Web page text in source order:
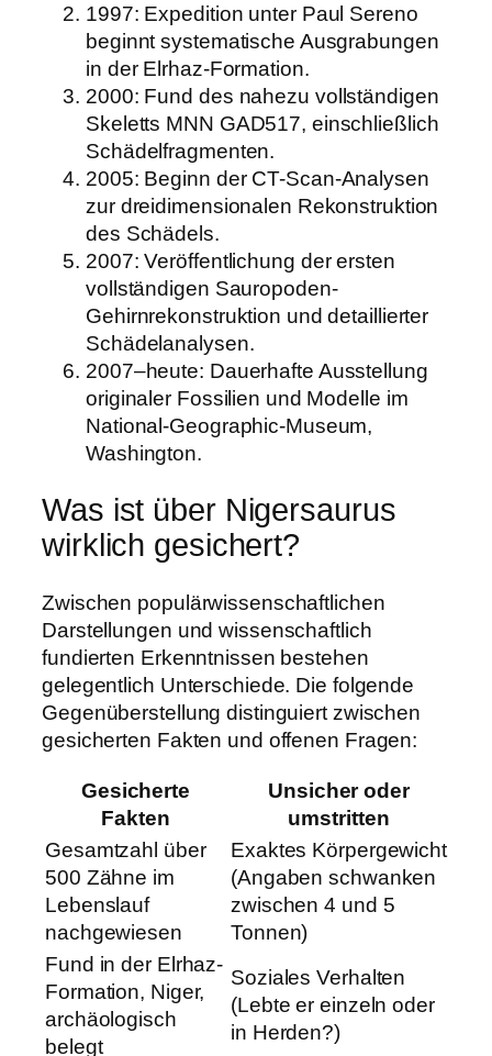
1997: Expedition unter Paul Sereno
beginnt systematische Ausgrabungen
in der Elrhaz-Formation.
2000: Fund des nahezu vollständigen
Skeletts MNN GAD517, einschließlich
Schädelfragmenten.
2005: Beginn der CT-Scan-Analysen
zur dreidimensionalen Rekonstruktion
des Schädels.
2007: Veröffentlichung der ersten
vollständigen Sauropoden-
Gehirnrekonstruktion und detaillierter
Schädelanalysen.
2007–heute: Dauerhafte Ausstellung
originaler Fossilien und Modelle im
National-Geographic-Museum,
Washington.
Was ist über Nigersaurus
wirklich gesichert?
Zwischen populärwissenschaftlichen
Darstellungen und wissenschaftlich
fundierten Erkenntnissen bestehen
gelegentlich Unterschiede. Die folgende
Gegenüberstellung distinguiert zwischen
gesicherten Fakten und offenen Fragen:
Gesicherte
Fakten
Unsicher oder
umstritten
Gesamtzahl über
500 Zähne im
Lebenslauf
nachgewiesen
Exaktes Körpergewicht
(Angaben schwanken
zwischen 4 und 5
Tonnen)
Fund in der Elrhaz-
Formation, Niger,
archäologisch
belegt
Soziales Verhalten
(Lebte er einzeln oder
in Herden?)